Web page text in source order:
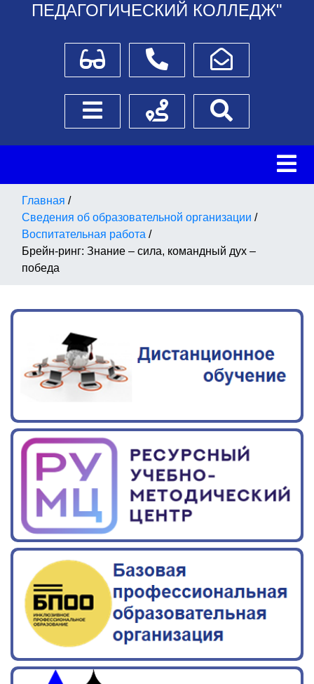
ПЕДАГОГИЧЕСКИЙ КОЛЛЕДЖ"
Для слабовидящихТелефоныНаписать обращение
Боковое менюСхема проезда
Главная /
Сведения об образовательной организации /
Воспитательная работа /
Брейн-ринг: Знание – сила, командный дух –
победа